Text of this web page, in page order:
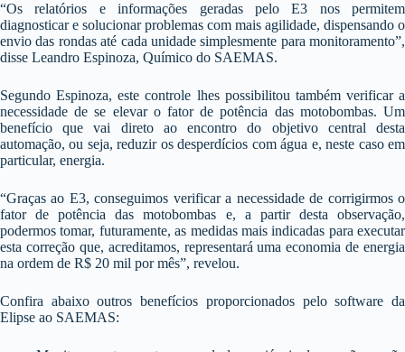
“Os relatórios e informações geradas pelo E3 nos permitem
diagnosticar e solucionar problemas com mais agilidade, dispensando o
envio das rondas até cada unidade simplesmente para monitoramento”,
disse Leandro Espinoza, Químico do SAEMAS.
Segundo Espinoza, este controle lhes possibilitou também verificar a
necessidade de se elevar o fator de potência das motobombas. Um
benefício que vai direto ao encontro do objetivo central desta
automação, ou seja, reduzir os desperdícios com água e, neste caso em
particular, energia.
“Graças ao E3, conseguimos verificar a necessidade de corrigirmos o
fator de potência das motobombas e, a partir desta observação,
podermos tomar, futuramente, as medidas mais indicadas para executar
esta correção que, acreditamos, representará uma economia de energia
na ordem de R$ 20 mil por mês”, revelou.
Confira abaixo outros benefícios proporcionados pelo software da
Elipse ao SAEMAS: